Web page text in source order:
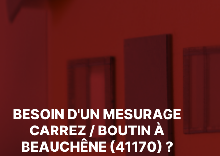
BESOIN D'UN MESURAGE
CARREZ / BOUTIN À
BEAUCHÊNE (41170) ?